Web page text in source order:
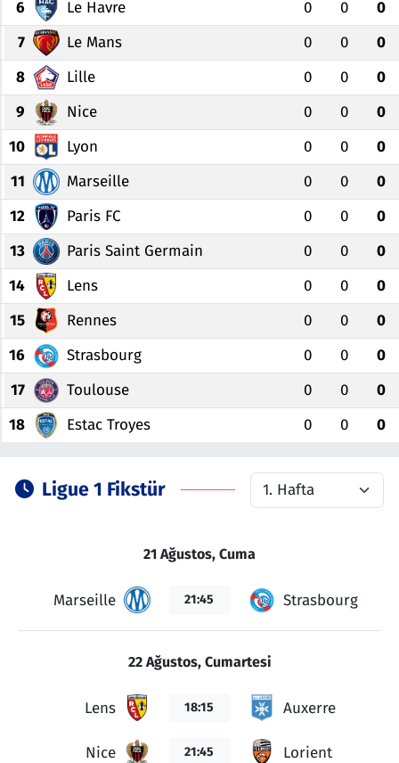
6
Le Havre 0 0
0
7
Le Mans 0 0
0
8
Lille 0 0
0
9
Nice 0 0
0
10
Lyon 0 0
0
11
Marseille 0 0
0
12
Paris FC 0 0
0
13
Paris Saint Germain 0 0
0
14
Lens 0 0
0
15
Rennes 0 0
0
16
Strasbourg 0 0
0
17
Toulouse 0 0
0
18
Estac Troyes 0 0 0
Ligue 1 Fikstür
21 Ağustos, Cuma
Marseille 21:45 Strasbourg
22 Ağustos, Cumartesi
Lens 18:15 Auxerre
Nice 21:45 Lorient
Çevre & Doğa
Eğitim
Turizm
Yerel